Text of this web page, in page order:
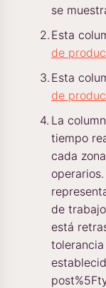
se
Esta
de
Esta
de
La
tiempo
cada
de
está